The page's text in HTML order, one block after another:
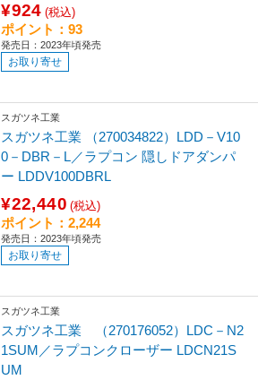
¥924 (税込)
ポイント：93
発売日：2023年頃発売
お取り寄せ
スガツネ工業
スガツネ工業 （270034822）LDD－V10
0－DBR－L／ラプコン 隠しドアダンパ
ー LDDV100DBRL
¥22,440 (税込)
ポイント：2,244
発売日：2023年頃発売
お取り寄せ
スガツネ工業
スガツネ工業 （270176052）LDC－N2
1SUM／ラプコンクローザー LDCN21S
UM